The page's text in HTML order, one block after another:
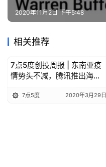
2020年11月2日 下午5:48
相关推荐
出海头条
7点5度创投周报 | 东南亚疫
情势头不减，腾讯推出海外
献25%的年薪补贴网约车司
7点5度 2020年3月29日